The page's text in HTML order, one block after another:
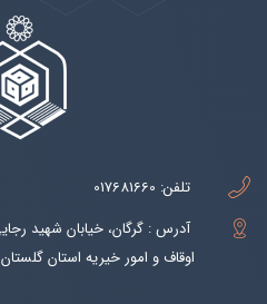
تلفن: 017681660
اوقاف و امور خیریه استان گلستان